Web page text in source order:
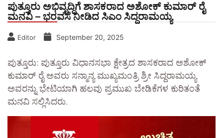
ಪುತ್ತೂರು ಅಭಿವೃದ್ಧಿಗೆ ಶಾಸಕರಾದ ಅಶೋಕ್ ಕುಮಾರ್ ರೈ
ಮನವಿ – ಭರವಸೆ ನೀಡಿದ ಸಿಎಂ ಸಿದ್ದರಾಮಯ್ಯ
Editor September 20, 2025
ಪುತ್ತೂರು: ಪುತ್ತೂರು ವಿಧಾನಸಭಾ ಕ್ಷೇತ್ರದ ಶಾಸಕರಾದ ಅಶೋಕ್
ಕುಮಾರ್ ರೈ ಅವರು ಸನ್ಮಾನ್ಯ ಮುಖ್ಯಮಂತ್ರಿ ಶ್ರೀ ಸಿದ್ದರಾಮಯ್ಯ
ಅವರನ್ನು ಭೇಟಿಯಾಗಿ ಹಲವು ಪ್ರಮುಖ ಬೇಡಿಕೆಗಳ ಕುರಿತಂತೆ
ಮನವಿ ಸಲ್ಲಿಸಿದರು.